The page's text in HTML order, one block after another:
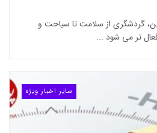
گردشگری از سلامت تا سیاحت و
تر می شود ...
سایر اخبار ویژه